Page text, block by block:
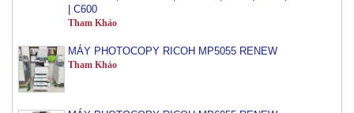
Tham Khảo
Tham Khảo